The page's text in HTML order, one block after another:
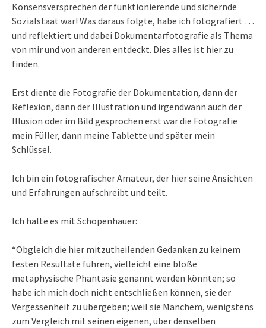
Konsensversprechen der funktionierende und sichernde
Sozialstaat war! Was daraus folgte, habe ich fotografiert …
und reflektiert und dabei Dokumentarfotografie als Thema
von mir und von anderen entdeckt. Dies alles ist hier zu
finden.
Erst diente die Fotografie der Dokumentation, dann der
Reflexion, dann der Illustration und irgendwann auch der
Illusion oder im Bild gesprochen erst war die Fotografie
mein Füller, dann meine Tablette und später mein
Schlüssel.
Ich bin ein fotografischer Amateur, der hier seine Ansichten
und Erfahrungen aufschreibt und teilt.
Ich halte es mit Schopenhauer:
“Obgleich die hier mitzutheilenden Gedanken zu keinem
festen Resultate führen, vielleicht eine bloße
metaphysische Phantasie genannt werden könnten; so
habe ich mich doch nicht entschließen können, sie der
Vergessenheit zu übergeben; weil sie Manchem, wenigstens
zum Vergleich mit seinen eigenen, über denselben